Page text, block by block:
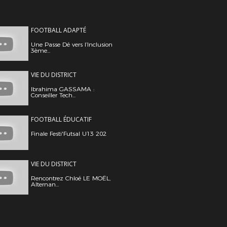
FOOTBALL ADAPTÉ
Une Passe Dé vers l’Inclusion
3ème...
VIE DU DISTRICT
Ibrahima GASSAMA :
Conseiller Tech...
FOOTBALL ÉDUCATIF
Finale Festi'Futsal U13 202
VIE DU DISTRICT
Rencontrez Chloé LE MOËL,
Alternan...